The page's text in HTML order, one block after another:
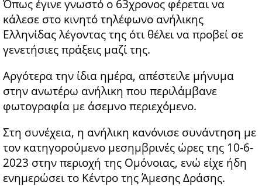
Όπως έγινε γνωστό ο 63χρονος φέρεται να
κάλεσε στο κινητό τηλέφωνο ανήλικης
Ελληνίδας λέγοντας της ότι θέλει να προβεί σε
γενετήσιες πράξεις μαζί της.
Αργότερα την ίδια ημέρα, απέστειλε μήνυμα
στην ανωτέρω ανήλικη που περιλάμβανε
φωτογραφία με άσεμνο περιεχόμενο.
Στη συνέχεια, η ανήλικη κανόνισε συνάντηση με
τον κατηγορούμενο μεσημβρινές ώρες της 10-6-
2023 στην περιοχή της Ομόνοιας, ενώ είχε ήδη
ενημερώσει το Κέντρο της Άμεσης Δράσης.